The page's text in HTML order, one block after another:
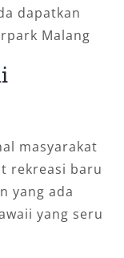
dapatkan
Malang
masyarakat
rekreasi baru
yang ada
yang seru